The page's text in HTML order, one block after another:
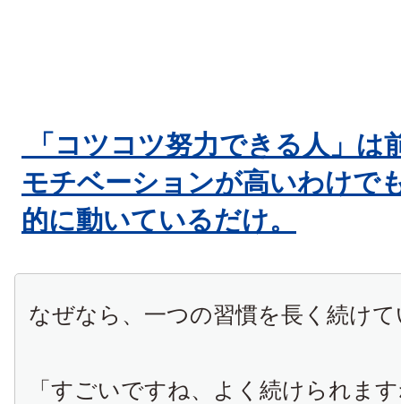
「コツコツ努力できる人」は
モチベーションが高いわけで
的に動いているだけ。
なぜなら、一つの習慣を長く続け
「すごいですね、よく続けられま